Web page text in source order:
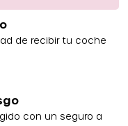
de recibir tu coche
con un seguro a